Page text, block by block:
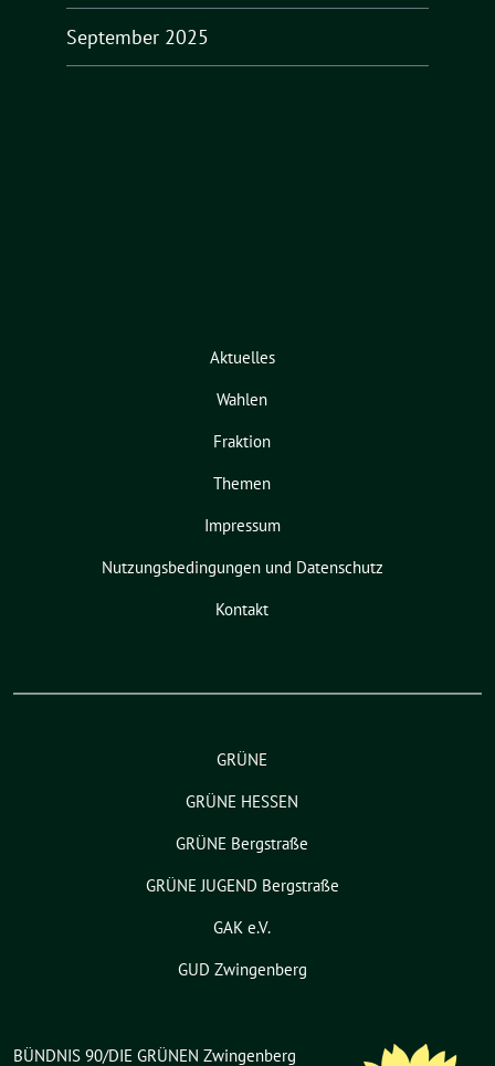
September 2025
Aktuelles
Wahlen
Fraktion
Themen
Impressum
Nutzungsbedingungen und Datenschutz
Kontakt
GRÜNE
GRÜNE HESSEN
GRÜNE Bergstraße
GRÜNE JUGEND Bergstraße
GAK e.V.
GUD Zwingenberg
BÜNDNIS 90/DIE GRÜNEN Zwingenberg